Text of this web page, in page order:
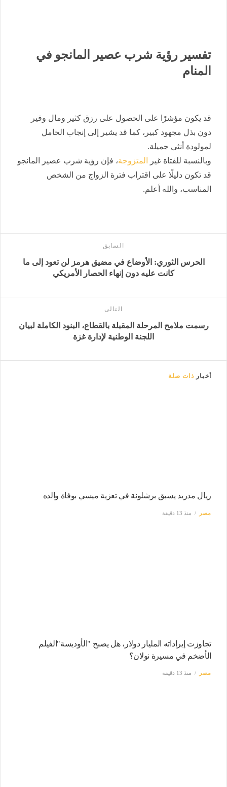
تفسير رؤية شرب عصير المانجو في
المنام
قد يكون مؤشرًا على الحصول على رزق كثير ومال وفير
دون بذل مجهود كبير، كما قد يشير إلى إنجاب الحامل
لمولودة أنثى جميلة.
وبالنسبة للفتاة غير
المتزوجة، فإن رؤية شرب عصير المانجو
قد تكون دليلًا على اقتراب فترة الزواج من الشخص
المناسب، والله أعلم.
السابق
الحرس الثوري: الأوضاع في مضيق هرمز لن تعود إلى ما
كانت عليه دون إنهاء الحصار الأمريكي
التالى
رسمت ملامح المرحلة المقبلة بالقطاع، البنود الكاملة لبيان
اللجنة الوطنية لإدارة غزة
أخبار ذات صلة
ريال مدريد يسبق برشلونة في تعزية ميسي بوفاة والده
مصر منذ 13 دقيقة
تجاوزت إيراداته المليار دولار، هل يصبح "الأوديسة"الفيلم
الأضخم في مسيرة نولان؟
مصر منذ 13 دقيقة